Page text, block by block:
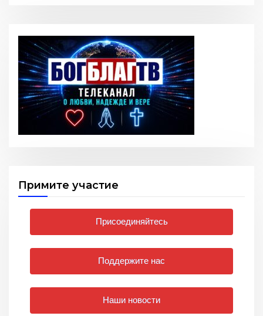
Примите участие
Присоединяйтесь
Поддержите нас
Наши новости